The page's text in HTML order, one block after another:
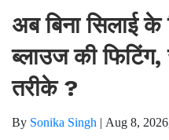
अब बिना सिलाई
ब्लाउज की
तरीके ?
By Sonika Singh | Aug 8,